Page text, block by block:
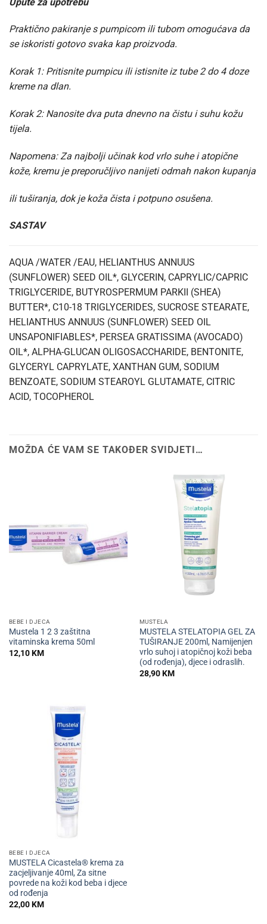
Praktično pakiranje s pumpicom ili tubom omogućava da
se iskoristi gotovo svaka kap proizvoda.
Korak 1: Pritisnite pumpicu ili istisnite iz tube 2 do 4 doze
kreme na dlan.
Korak 2: Nanosite dva puta dnevno na čistu i suhu kožu
tijela.
Napomena: Za najbolji učinak kod vrlo suhe i atopične
kože, kremu je preporučljivo nanijeti odmah nakon kupanja
ili tuširanja, dok je koža čista i potpuno osušena.
SASTAV
AQUA /WATER /EAU, HELIANTHUS ANNUUS
(SUNFLOWER) SEED OIL*, GLYCERIN, CAPRYLIC/CAPRIC
TRIGLYCERIDE, BUTYROSPERMUM PARKII (SHEA)
BUTTER*, C10-18 TRIGLYCERIDES, SUCROSE STEARATE,
HELIANTHUS ANNUUS (SUNFLOWER) SEED OIL
UNSAPONIFIABLES*, PERSEA GRATISSIMA (AVOCADO)
OIL*, ALPHA-GLUCAN OLIGOSACCHARIDE, BENTONITE,
GLYCERYL CAPRYLATE, XANTHAN GUM, SODIUM
BENZOATE, SODIUM STEAROYL GLUTAMATE, CITRIC
ACID, TOCOPHEROL
MOŽDA ĆE VAM SE TAKOĐER SVIDJETI…
BEBE I DJECA
Mustela 1 2 3 zaštitna
vitaminska krema 50ml
12,10KM
MUSTELA
MUSTELA STELATOPIA GEL ZA
TUŠIRANJE 200ml, Namijenjen
vrlo suhoj i atopičnoj koži beba
(od rođenja), djece i odraslih.
28,90KM
BEBE I DJECA
MUSTELA Cicastela® krema za
zacjeljivanje 40ml, Za sitne
povrede na koži kod beba i djece
od rođenja
22,00KM